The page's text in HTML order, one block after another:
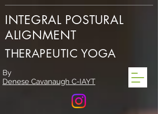
INTEGRAL POSTURAL
ALIGNMENT
THERAPEUTIC YOGA
By
Denese Cavanaugh C-IAYT